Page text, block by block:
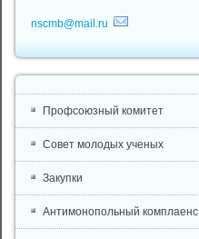
nscmb@mail.ru
Профсоюзный комитет
Совет молодых ученых
Закупки
Антимонопольный комплаенс